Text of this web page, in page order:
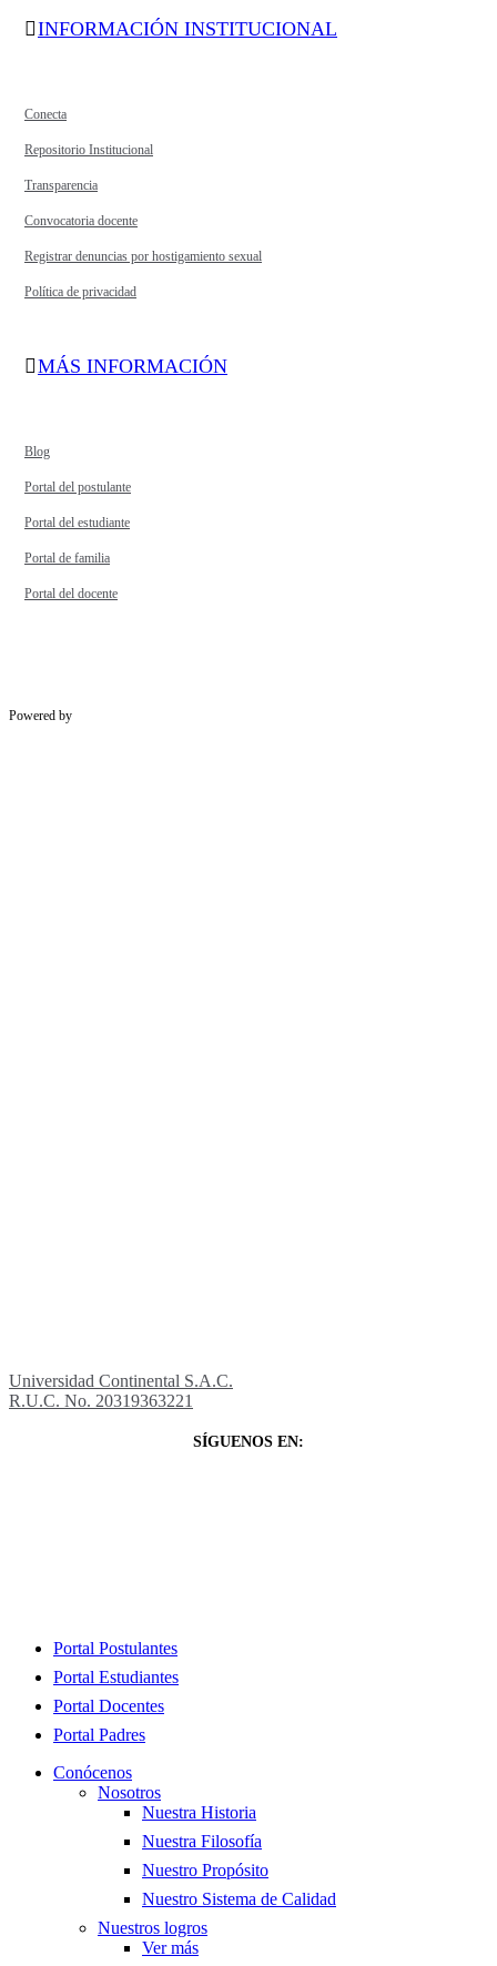
INFORMACIÓN INSTITUCIONAL
Conecta
Repositorio Institucional
Transparencia
Convocatoria docente
Registrar denuncias por hostigamiento sexual
Política de privacidad
MÁS INFORMACIÓN
Blog
Portal del postulante
Portal del estudiante
Portal de familia
Portal del docente
Powered by
Universidad Continental S.A.C.
R.U.C. No. 20319363221
SÍGUENOS EN:
Close
Portal Postulantes
Portal Estudiantes
Portal Docentes
Portal Padres
Conócenos
Nosotros
Nuestra Historia
Nuestra Filosofía
Nuestro Propósito
Nuestro Sistema de Calidad
Nuestros logros
Ver más